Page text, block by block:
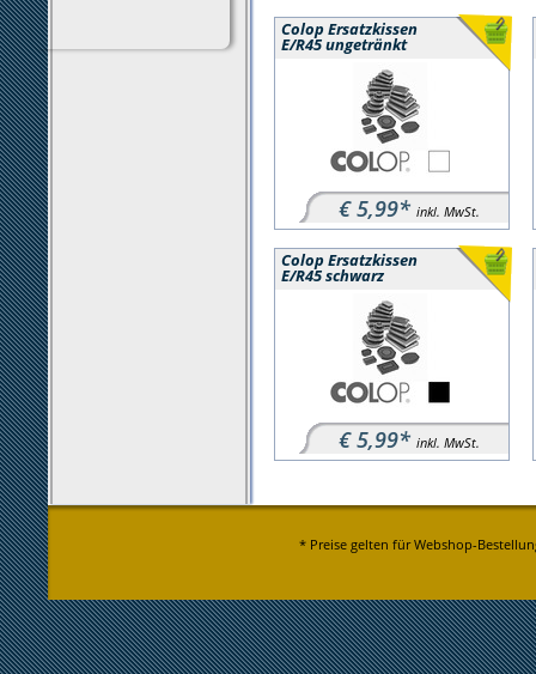
Colop Ersatzkissen
E/R45 ungetränkt
€ 5,99* inkl. MwSt.
Colop Ersatzkissen
E/R45 schwarz
€ 5,99* inkl. MwSt.
* Preise gelten für Webshop-